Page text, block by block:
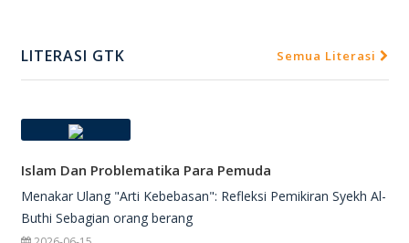
LITERASI GTK Semua Literasi
Islam Dan Problematika Para Pemuda
Menakar Ulang "Arti Kebebasan": Refleksi Pemikiran Syekh Al-
Buthi Sebagian orang berang